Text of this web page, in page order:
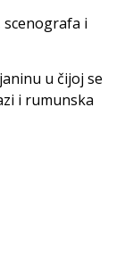
i
u čijoj se
i rumunska